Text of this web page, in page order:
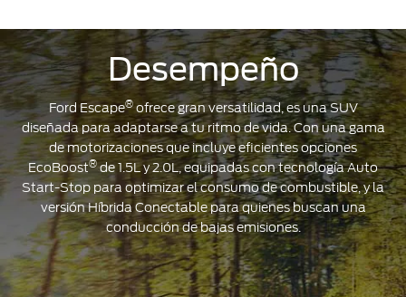
Desempeño
Ford Escape®ofrece gran versatilidad, es una SUV
diseñada para adaptarse a tu ritmo de vida. Con una gama
de motorizaciones que incluye eficientes opciones
EcoBoost®de 1.5L y 2.0L, equipadas con tecnología Auto
Start-Stop para optimizar el consumo de combustible, y la
versión Híbrida Conectable para quienes buscan una
conducción de bajas emisiones.